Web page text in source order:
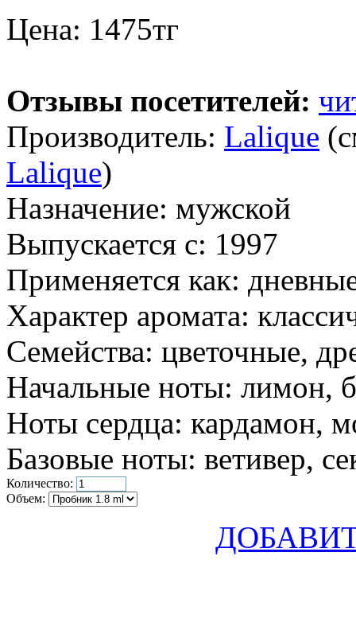
Цена: 1475тг
Отзывы посетителей:
Производитель: Lalique
Lalique)
Назначение: мужской
Выпускается с: 1997
Применяется как:
Характер аромата:
Семейства: цветочные,
Начальные ноты: лимон,
Ноты сердца: кардамон,
Базовые ноты: ветивер,
Количество:
Объем: